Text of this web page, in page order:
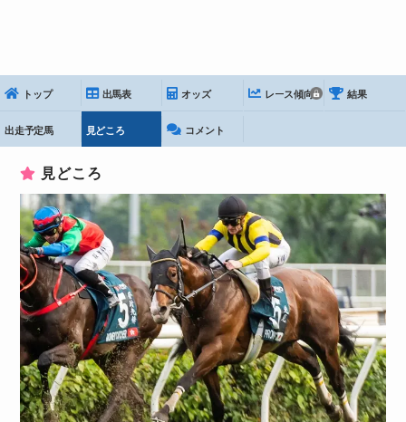
トップ 出馬表 オッズ レース傾向 結果
出走予定馬 見どころ コメント
見どころ